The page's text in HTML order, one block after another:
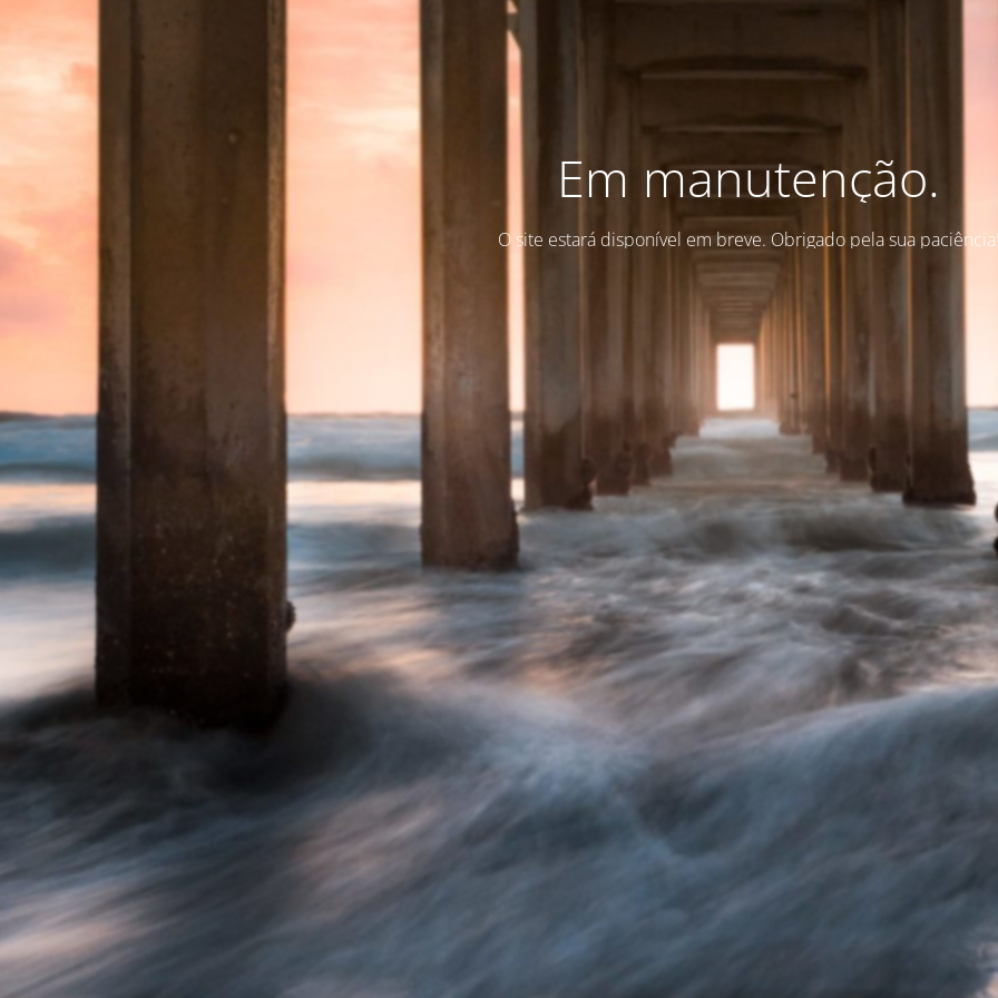
Em manutenção.
O site estará disponível em breve. Obrigado pela sua